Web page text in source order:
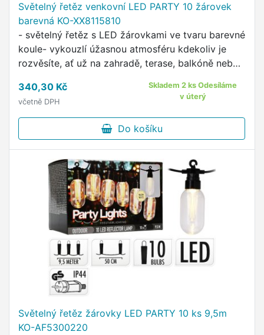
Světelný řetěz venkovní LED PARTY 10 žárovek
barevná KO-XX8115810
- světelný řetěz s LED žárovkami ve tvaru barevné
koule- vykouzlí úžasnou atmosféru kdekoliv je
rozvěsíte, ať už na zahradě, terase, balkóně nebo
zahradní …
340,30 Kč
včetně DPH
Skladem 2 ks Odesíláme
v úterý
Do košíku
Světelný řetěz žárovky LED PARTY 10 ks 9,5m
KO-AF5300220